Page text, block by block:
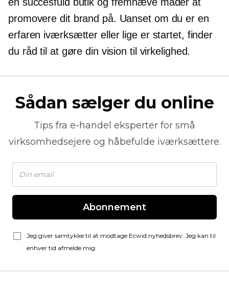
promovere dit brand på. Uanset om du er en
erfaren iværksætter eller lige er startet, finder
du råd til at gøre din vision til virkelighed.
Sådan sælger du online
Tips fra e-handel eksperter for små
virksomhedsejere og håbefulde iværksættere.
Abonnement
Jeg giver samtykke til at modtage Ecwid nyhedsbrev. Jeg kan til
enhver tid afmelde mig.